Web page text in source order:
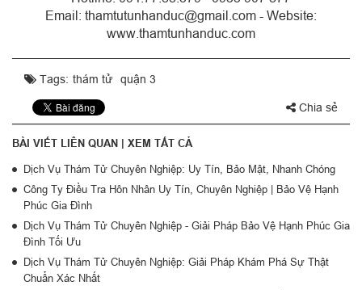
Email: thamtutunhanduc@gmail.com - Website:
www.thamtunhanduc.com
Tags: thám tử quận 3
Chia sẻ
BÀI VIẾT LIÊN QUAN | XEM TẤT CẢ
Dịch Vụ Thám Tử Chuyên Nghiệp: Uy Tín, Bảo Mật, Nhanh Chóng
Công Ty Điều Tra Hôn Nhân Uy Tín, Chuyên Nghiệp | Bảo Vệ Hạnh
Phúc Gia Đình
Dịch Vụ Thám Tử Chuyên Nghiệp - Giải Pháp Bảo Vệ Hạnh Phúc Gia
Đình Tối Ưu
Dịch Vụ Thám Tử Chuyên Nghiệp: Giải Pháp Khám Phá Sự Thật
Chuẩn Xác Nhất